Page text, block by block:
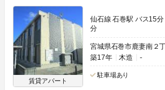
賃貸アパート
仙石線 石巻駅 バス15
分
宮城県石巻市鹿妻南２
築17年
木造 -
駐車場あり